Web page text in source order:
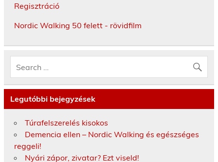
Regisztráció
Nordic Walking 50 felett - rövidfilm
Legutóbbi bejegyzések
Túrafelszerelés kisokos
Demencia ellen – Nordic Walking és egészséges
reggeli!
Nyári zápor, zivatar? Ezt viseld!